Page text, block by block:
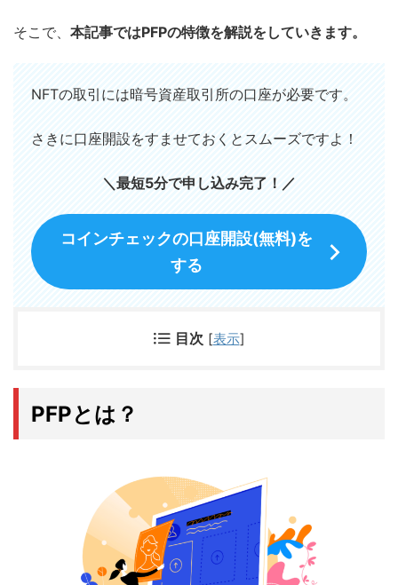
そこで、 本記事ではPFPの特徴を解説をしていきます。
NFTの取引には暗号資産取引所の口座が必要です。
さきに口座開設をすませておくとスムーズですよ！
＼最短5分で申し込み完了！／
コインチェックの口座開設(無料)を
する
目次 [表示]
PFPとは？